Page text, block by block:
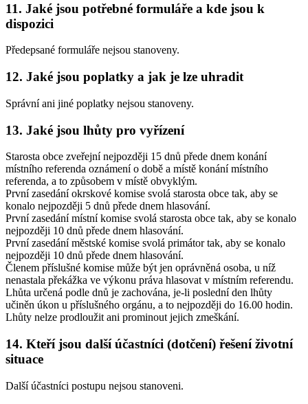
11. Jaké jsou potřebné formuláře a kde jsou k
dispozici
Předepsané formuláře nejsou stanoveny.
12. Jaké jsou poplatky a jak je lze uhradit
Správní ani jiné poplatky nejsou stanoveny.
13. Jaké jsou lhůty pro vyřízení
Starosta obce zveřejní nejpozději 15 dnů přede dnem konání
místního referenda oznámení o době a místě konání místního
referenda, a to způsobem v místě obvyklým.
První zasedání okrskové komise svolá starosta obce tak, aby se
konalo nejpozději 5 dnů přede dnem hlasování.
První zasedání místní komise svolá starosta obce tak, aby se konalo
nejpozději 10 dnů přede dnem hlasování.
První zasedání městské komise svolá primátor tak, aby se konalo
nejpozději 10 dnů přede dnem hlasování.
Členem příslušné komise může být jen oprávněná osoba, u níž
nenastala překážka ve výkonu práva hlasovat v místním referendu.
Lhůta určená podle dnů je zachována, je-li poslední den lhůty
učiněn úkon u příslušného orgánu, a to nejpozději do 16.00 hodin.
Lhůty nelze prodloužit ani prominout jejich zmeškání.
14. Kteří jsou další účastníci (dotčení) řešení životní
situace
Další účastníci postupu nejsou stanoveni.